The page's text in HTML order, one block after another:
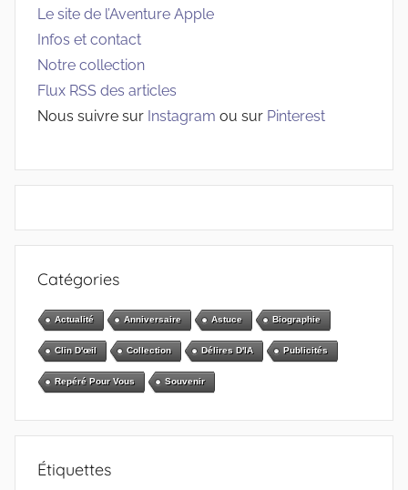
Le site de l’Aventure Apple
Infos et contact
Notre collection
Flux RSS des articles
Nous suivre sur Instagram ou sur Pinterest
Catégories
Actualité Anniversaire Astuce Biographie
Clin D'œil Collection Délires D'IA Publicités
Repéré Pour Vous Souvenir
Étiquettes